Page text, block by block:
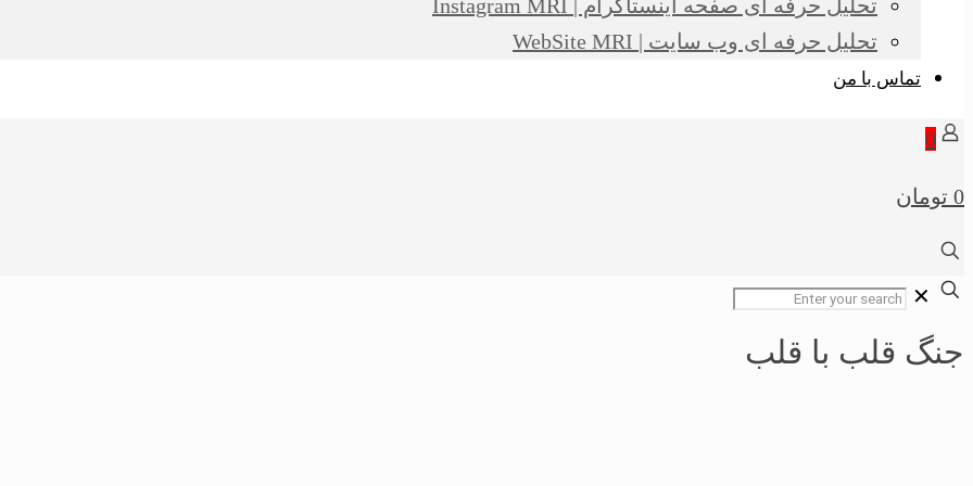
تحلیل حرفه ای صفحه اینستاگرام | Instagram MRI
تحلیل حرفه ای وب سایت | WebSite MRI
تماس با من
0
0 تومان
✕
جنگ قلب با قلب